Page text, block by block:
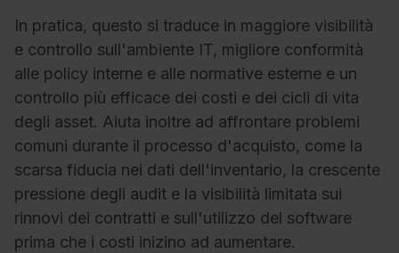
In pratica, questo si traduce in maggiore visibilità
e controllo sull'ambiente IT, migliore conformità
alle policy interne e alle normative esterne e un
controllo più efficace dei costi e dei cicli di vita
degli asset. Aiuta inoltre ad affrontare problemi
comuni durante il processo d'acquisto, come la
scarsa fiducia nei dati dell'inventario, la crescente
pressione degli audit e la visibilità limitata sui
rinnovi dei contratti e sull'utilizzo del software
prima che i costi inizino ad aumentare.